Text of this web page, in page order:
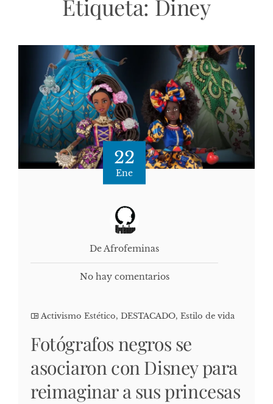
Etiqueta: Diney
22
Ene
De Afrofeminas
No hay comentarios
Activismo Estético, DESTACADO, Estilo de vida
Fotógrafos negros se
asociaron con Disney para
reimaginar a sus princesas